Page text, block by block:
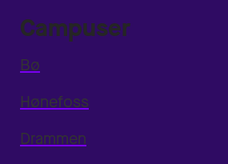
Campuser
Bø
Hønefoss
Drammen